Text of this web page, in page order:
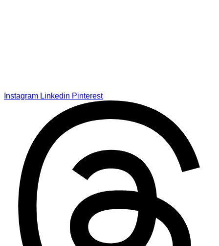
Instagram Linkedin Pinterest